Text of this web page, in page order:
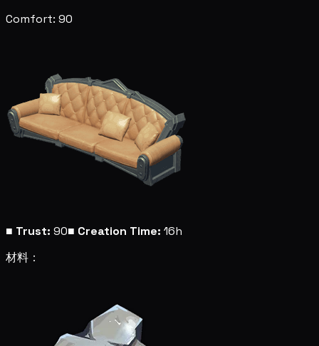
Comfort: 90
■ Trust: 90■ Creation Time: 16h
材料：